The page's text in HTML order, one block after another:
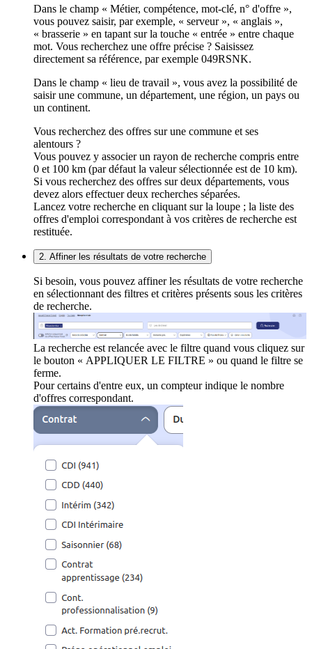
Dans le champ « Métier, compétence, mot-clé, n° d'offre »,
vous pouvez saisir, par exemple, « serveur », « anglais »,
« brasserie » en tapant sur la touche « entrée » entre chaque
mot. Vous recherchez une offre précise ? Saisissez
directement sa référence, par exemple 049RSNK.
Dans le champ « lieu de travail », vous avez la possibilité de
saisir une commune, un département, une région, un pays ou
un continent.
Vous recherchez des offres sur une commune et ses
alentours ?
Vous pouvez y associer un rayon de recherche compris entre
0 et 100 km (par défaut la valeur sélectionnée est de 10 km).
Si vous recherchez des offres sur deux départements, vous
devez alors effectuer deux recherches séparées.
Lancez votre recherche en cliquant sur la loupe ; la liste des
offres d'emploi correspondant à vos critères de recherche est
restituée.
2. Affiner les résultats de votre recherche
Si besoin, vous pouvez affiner les résultats de votre recherche
en sélectionnant des filtres et critères présents sous les critères
de recherche.
La recherche est relancée avec le filtre quand vous cliquez sur
le bouton « APPLIQUER LE FILTRE » ou quand le filtre se
ferme.
Pour certains d'entre eux, un compteur indique le nombre
d'offres correspondant.